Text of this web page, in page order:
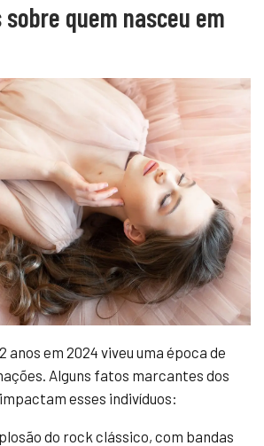
quem nasceu em
anos em 2024 viveu uma época de
Alguns fatos marcantes dos
esses indivíduos:
do rock clássico, com bandas